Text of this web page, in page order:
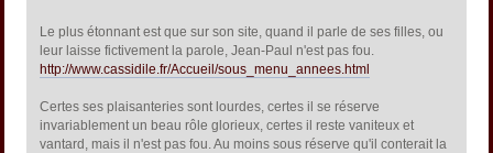
Le plus étonnant est que sur son site, quand il parle de ses filles, ou
leur laisse fictivement la parole, Jean-Paul n'est pas fou.
http://www.cassidile.fr/Accueil/sous_menu_annees.html
Certes ses plaisanteries sont lourdes, certes il se réserve
invariablement un beau rôle glorieux, certes il reste vaniteux et
vantard, mais il n'est pas fou. Au moins sous réserve qu'il conterait la